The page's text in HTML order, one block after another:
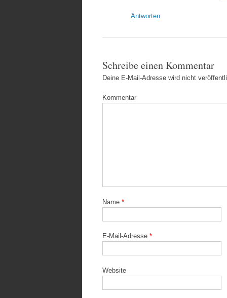
Antworten
Schreibe einen Kommentar
Deine E-Mail-Adresse wird nicht
Kommentar
Name *
E-Mail-Adresse *
Website